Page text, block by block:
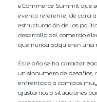
eCommerce Summit que
evento referente, de cara
estructuración de las
desarrollo del comercio
que nunca adquieren una
Este año se ha
un sinnumero de
enfrentado a cambios
ajustarnos a situaciones